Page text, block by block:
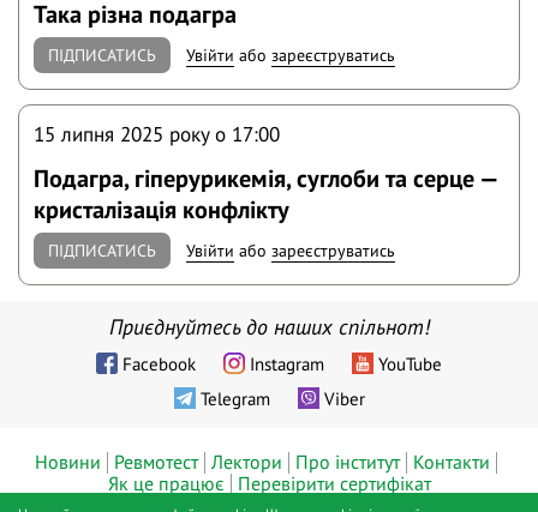
Така різна подагра
ПІДПИСАТИСЬ Увійти абозареєструватись
15 липня 2025 року o 17:00
Подагра, гіперурикемія, суглоби та серце —
кристалізація конфлікту
ПІДПИСАТИСЬ Увійти абозареєструватись
Приєднуйтесь до наших спільнот!
Facebook Instagram
YouTube
Telegram
Viber
Новини Ревмотест Лектори Про інститут Контакти
Як це працює
Перевірити сертифікат